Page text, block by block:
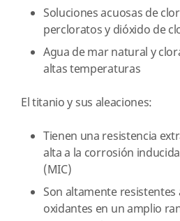
Soluciones acuosas de
percloratos y dióxido de
Agua de mar natural y
altas temperaturas
El titanio y sus aleaciones:
Tienen una resistencia
alta a la corrosión
(MIC)
Son altamente resistentes
oxidantes en un amplio